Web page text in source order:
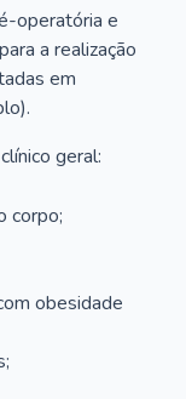
operatória e
a realização
em
geral:
corpo;
obesidade